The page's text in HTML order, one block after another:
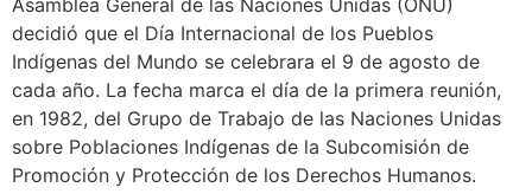
Asamblea General de las Naciones Unidas (ONU)
decidió que el Día Internacional de los Pueblos
Indígenas del Mundo se celebrara el 9 de agosto de
cada año. La fecha marca el día de la primera reunión,
en 1982, del Grupo de Trabajo de las Naciones Unidas
sobre Poblaciones Indígenas de la Subcomisión de
Promoción y Protección de los Derechos Humanos.